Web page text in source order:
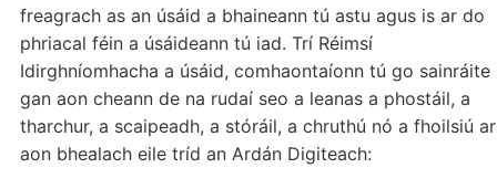
freagrach as an úsáid a bhaineann tú astu agus is ar do
phriacal féin a úsáideann tú iad. Trí Réimsí
Idirghníomhacha a úsáid, comhaontaíonn tú go sainráite
gan aon cheann de na rudaí seo a leanas a phostáil, a
tharchur, a scaipeadh, a stóráil, a chruthú nó a fhoilsiú ar
aon bhealach eile tríd an Ardán Digiteach: